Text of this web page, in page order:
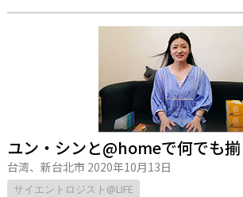
ユン・シンと@homeで何でも
台湾、新台北市 2020年10月13日
サイエントロジスト@LIFE